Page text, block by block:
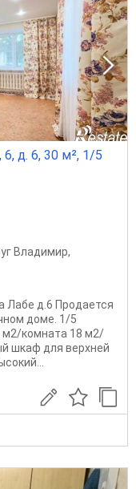
д. 6, 30 м², 1/5
Владимир,
Лабе д.6 Продается
доме. 1/5
м2/комната 18 м2/
шкаф для верхней